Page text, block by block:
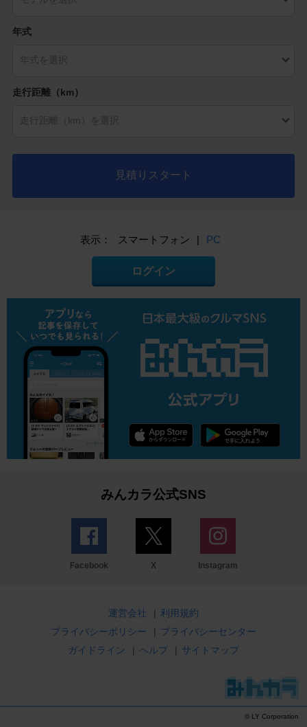
年式
走行距離（km）
見積りスタート
表示： スマートフォン | PC
ログイン
みんカラ公式SNS
Facebook X Instagram
運営会社 | 利用規約
プライバシーポリシー
| プライバシーセンター
ガイドライン
| ヘルプ | サイトマップ
© LY Corporation